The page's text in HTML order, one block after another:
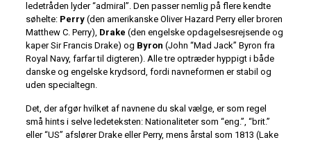
ledetråden lyder “admiral”. Den passer nemlig på flere kendte
søhelte: Perry(den amerikanske Oliver Hazard Perry eller broren
Matthew C. Perry), Drake (den engelske opdagelsesrejsende og
kaper Sir Francis Drake) og Byron (John “Mad Jack” Byron fra
Royal Navy, farfar til digteren). Alle tre optræder hyppigt i både
danske og engelske krydsord, fordi navneformen er stabil og
uden specialtegn.
Det, der afgør hvilket af navnene du skal vælge, er som regel
små hints i selve ledeteksten: Nationaliteter som “eng.”, “brit.”
eller “US” afslører Drake eller Perry, mens årstal som 1813 (Lake